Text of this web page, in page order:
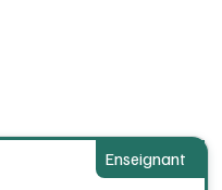
tous les domaines du
lexicale et de
manuel, des « cartes
Enseignant